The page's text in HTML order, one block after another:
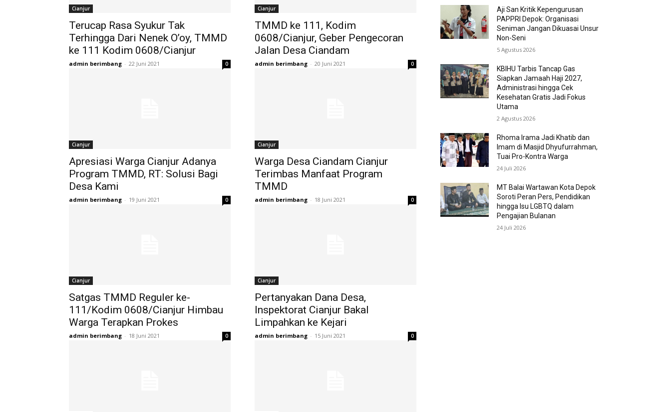
Cianjur
Terucap Rasa Syukur Tak
Terhingga Dari Nenek O’oy, TMMD
ke 111 Kodim 0608/Cianjur
admin berimbang - 22 Juni 2021 0
Cianjur
TMMD ke 111, Kodim
0608/Cianjur, Geber Pengecoran
Jalan Desa Ciandam
admin berimbang - 20 Juni 2021 0
Cianjur
Apresiasi Warga Cianjur Adanya
Program TMMD, RT: Solusi Bagi
Desa Kami
admin berimbang - 19 Juni 2021 0
Cianjur
Warga Desa Ciandam Cianjur
Terimbas Manfaat Program
TMMD
admin berimbang - 18 Juni 2021 0
Cianjur
Satgas TMMD Reguler ke-
111/Kodim 0608/Cianjur Himbau
Warga Terapkan Prokes
admin berimbang - 18 Juni 2021 0
Cianjur
Pertanyakan Dana Desa,
Inspektorat Cianjur Bakal
Limpahkan ke Kejari
admin berimbang - 15 Juni 2021 0
Aji San Kritik Kepengurusan
PAPPRI Depok: Organisasi
Seniman Jangan Dikuasai Unsur
Non-Seni
5 Agustus 2026
KBIHU Tarbis Tancap Gas
Siapkan Jamaah Haji 2027,
Administrasi hingga Cek
Kesehatan Gratis Jadi Fokus
Utama
2 Agustus 2026
Rhoma Irama Jadi Khatib dan
Imam di Masjid Dhyufurrahman,
Tuai Pro-Kontra Warga
24 Juli 2026
MT Balai Wartawan Kota Depok
Soroti Peran Pers, Pendidikan
hingga Isu LGBTQ dalam
Pengajian Bulanan
24 Juli 2026